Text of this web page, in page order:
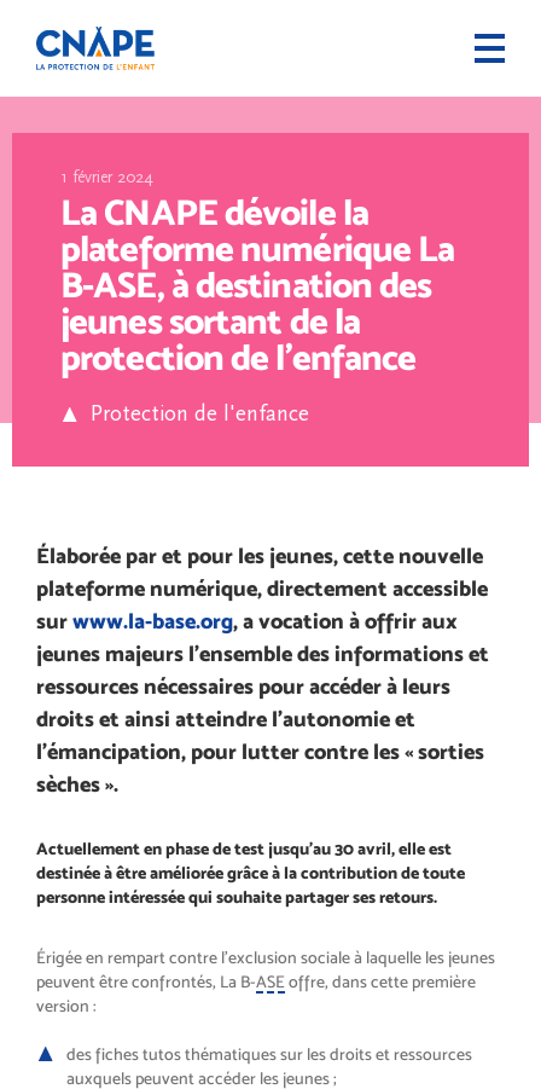
1 février 2024
La CNAPE dévoile la
plateforme numérique La
B-ASE, à destination des
jeunes sortant de la
protection de l’enfance
Protection de l'enfance
Élaborée par et pour les jeunes, cette nouvelle
plateforme numérique, directement accessible
surwww.la-base.org, a vocation à offrir aux
jeunes majeurs l’ensemble des informations et
ressources nécessaires pour accéder à leurs
droits et ainsi atteindre l’autonomie et
l’émancipation, pour lutter contre les « sorties
sèches ».
Actuellement en phase de test jusqu’au 30 avril, elle est
destinée à être améliorée grâce à la contribution de toute
personne intéressée qui souhaite partager ses retours.
Érigée en rempart contre l’exclusion sociale à laquelle les jeunes
peuvent être confrontés, La B-ASE offre, dans cette première
version :
des fiches tutos thématiques sur les droits et ressources
auxquels peuvent accéder les jeunes ;